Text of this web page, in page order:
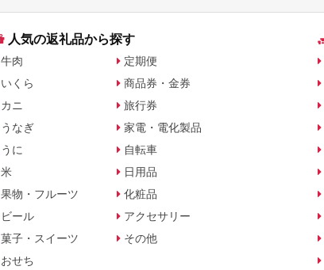
人気の返礼品から探す
牛肉
いくら
カニ
うなぎ
うに
米
果物・フルーツ
ビール
菓子・スイーツ
おせち
定期便
商品券・金券
旅行券
家電・電化製品
自転車
日用品
化粧品
アクセサリー
その他